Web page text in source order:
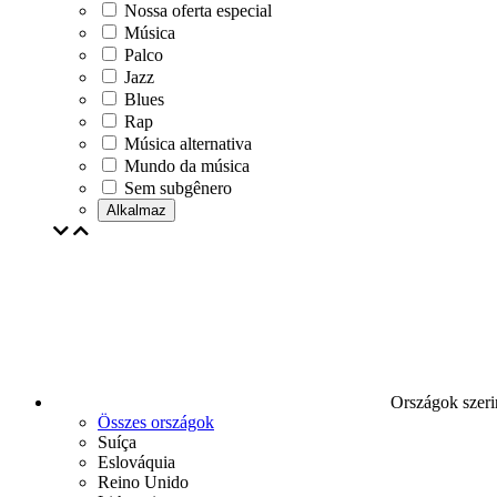
Nossa oferta especial
Música
Palco
Jazz
Blues
Rap
Música alternativa
Mundo da música
Sem subgênero
Alkalmaz
Országok
Összes országok
Suíça
Eslováquia
Reino Unido